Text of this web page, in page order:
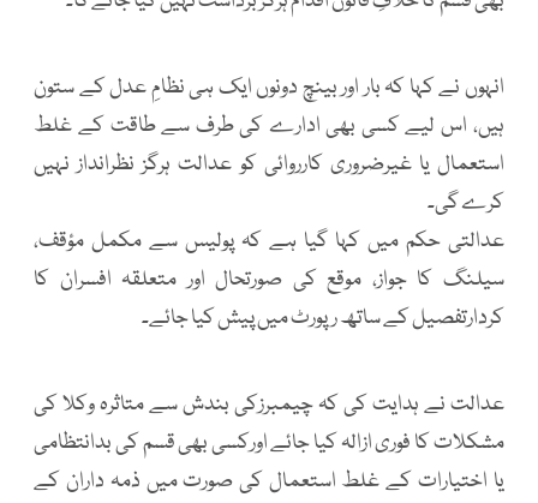
انہوں نے کہا کہ بار اور بینچ دونوں ایک ہی نظامِ عدل کے ستون
ہیں، اس لیے کسی بھی ادارے کی طرف سے طاقت کے غلط
استعمال یا غیرضروری کارروائی کو عدالت ہرگز نظرانداز نہیں
کرے گی۔
عدالتی حکم میں کہا گیا ہے کہ پولیس سے مکمل مؤقف،
سیلنگ کا جواز، موقع کی صورتحال اور متعلقہ افسران کا
کردارتفصیل کے ساتھ رپورٹ میں پیش کیا جائے۔
عدالت نے ہدایت کی کہ چیمبرزکی بندش سے متاثرہ وکلا کی
مشکلات کا فوری ازالہ کیا جائے اورکسی بھی قسم کی بدانتظامی
یا اختیارات کے غلط استعمال کی صورت میں ذمہ داران کے